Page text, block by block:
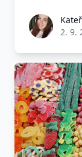
2. 9.